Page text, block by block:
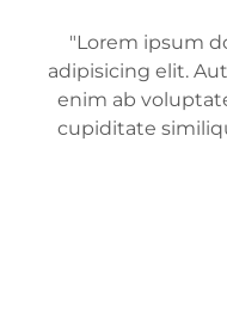
"Lorem ipsum
adipisicing elit.
enim ab
cupiditate